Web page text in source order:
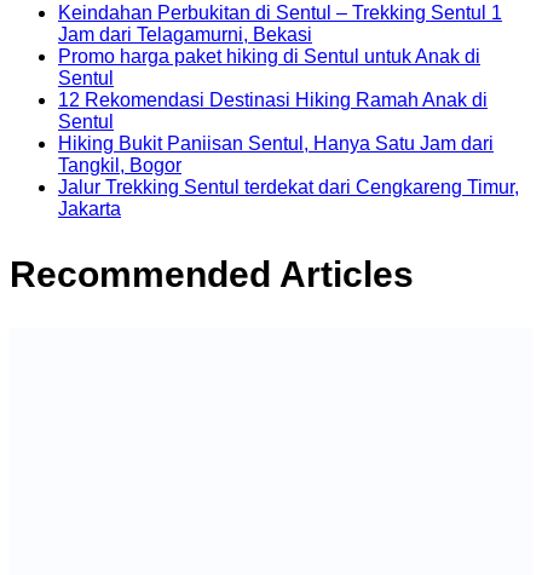
Keindahan Perbukitan di Sentul – Trekking Sentul 1
Jam dari Telagamurni, Bekasi
Promo harga paket hiking di Sentul untuk Anak di
Sentul
12 Rekomendasi Destinasi Hiking Ramah Anak di
Sentul
Hiking Bukit Paniisan Sentul, Hanya Satu Jam dari
Tangkil, Bogor
Jalur Trekking Sentul terdekat dari Cengkareng Timur,
Jakarta
Recommended Articles